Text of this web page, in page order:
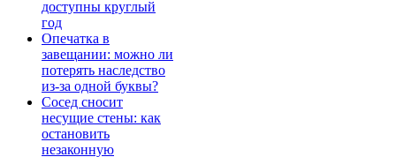
доступны круглый
год
Опечатка в
завещании: можно ли
потерять наследство
из-за одной буквы?
Сосед сносит
несущие стены: как
остановить
незаконную